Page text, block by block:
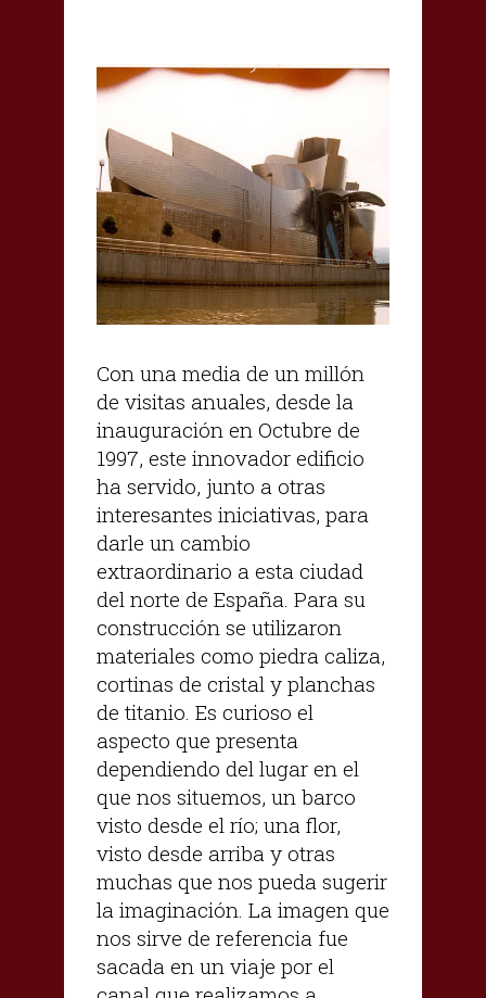
Con una media de un millón
de visitas anuales, desde la
inauguración en Octubre de
1997, este innovador edificio
ha servido, junto a otras
interesantes iniciativas, para
darle un cambio
extraordinario a esta ciudad
del norte de España. Para su
construcción se utilizaron
materiales como piedra caliza,
cortinas de cristal y planchas
de titanio. Es curioso el
aspecto que presenta
dependiendo del lugar en el
que nos situemos, un barco
visto desde el río; una flor,
visto desde arriba y otras
muchas que nos pueda sugerir
la imaginación. La imagen que
nos sirve de referencia fue
sacada en un viaje por el